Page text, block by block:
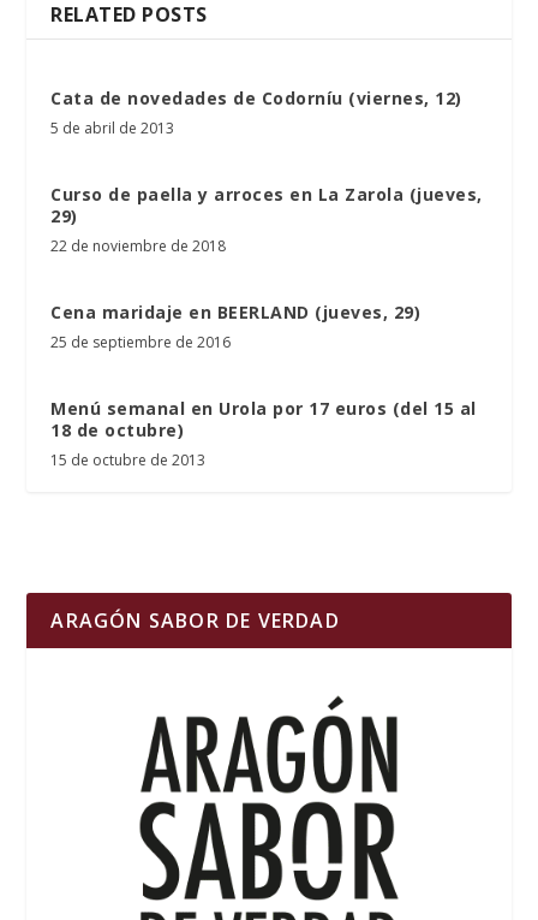
RELATED POSTS
Cata de novedades de Codorníu (viernes, 12)
5 de abril de 2013
Curso de paella y arroces en La Zarola (jueves,
29)
22 de noviembre de 2018
Cena maridaje en BEERLAND (jueves, 29)
25 de septiembre de 2016
Menú semanal en Urola por 17 euros (del 15 al
18 de octubre)
15 de octubre de 2013
ARAGÓN SABOR DE VERDAD